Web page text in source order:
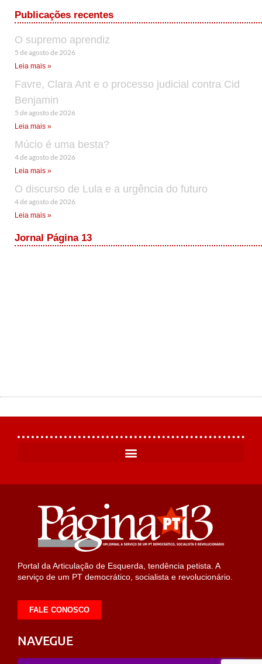
Publicações recentes
O supremo aprendiz
5 de agosto de 2026
Leia mais »
Favre, Clara Ant e o processo judicial contra Cid
Benjamin
5 de agosto de 2026
Leia mais »
Múcio é uma besta?
4 de agosto de 2026
Leia mais »
O discurso de Lula e a urgência do futuro
4 de agosto de 2026
Leia mais »
Jornal Página 13
Portal da Articulação de Esquerda, tendência petista. A
serviço de um PT democrático, socialista e revolucionário.
FALE CONOSCO
NAVEGUE